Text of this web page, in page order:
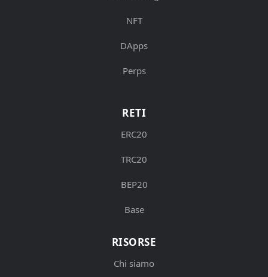
NFT
DApps
Perps
RETI
ERC20
TRC20
BEP20
Base
RISORSE
Chi siamo